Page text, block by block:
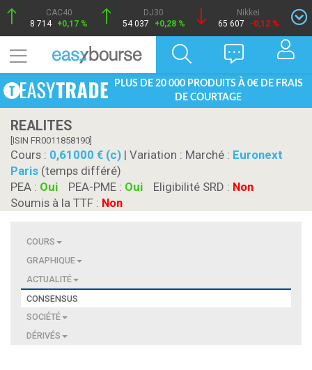
CAC40
8 714 +0,17 %
DJ30
54 037
+0,28 %
Nikkei
65 607
-0,12 %
PLUS DE 20 000 PRODUITS À 0€ DE FRAIS
DE COURTAGE
REALITES
[ISIN FR0011858190]
Cours : 0,61000 € (c) | Variation : Marché : Euronext
Paris (temps différé)
PEA : Oui PEA-PME : Oui Eligibilité SRD : Non
Soumis à la TTF : Non
COURS
GRAPHIQUE
ACTUALITÉ
CONSENSUS
SOCIÉTÉ
DÉRIVÉS